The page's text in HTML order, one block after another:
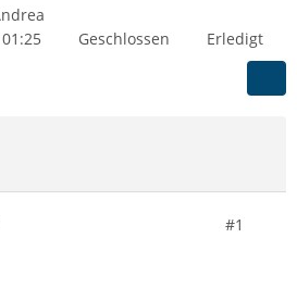
Geschlossen Erledigt
#1